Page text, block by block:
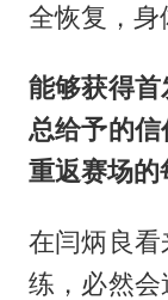
全恢复，身
能够获得
总给予的
重返赛场的
在闫炳良看
练，必然